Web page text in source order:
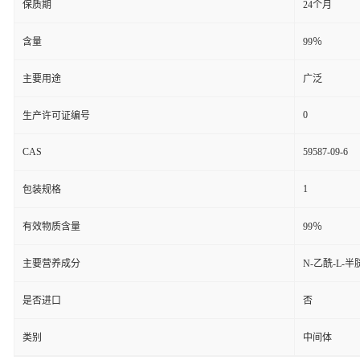
保质期 24个月
含量 99％
主要用途 广泛
生产许可证编号 0
CAS 59587-09-6
包装规格 1
有效物质含量 99％
主要营养成分 N-乙酰-L-半
是否进口 否
类别 中间体